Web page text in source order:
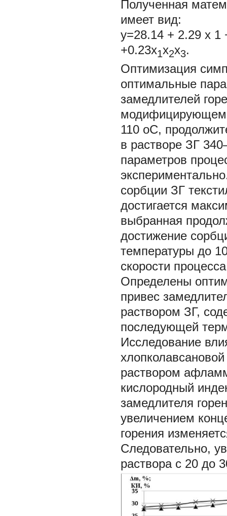
Полученная
имеет вид:
y=28.14 + 2.29 х 1
+0.23х1х2х3.
Оптимизация
оптимальные
замедлителей
модифицирующем
110 оС,
в растворе ЗГ
параметров
сорбции ЗГ
достигается
выбранная
достижение
температуры до
скорости
Определены
привес
раствором ЗГ,
последующей
Исследование
раствором
кислородный
замедлителя
увеличением
горения
Следовательно,
раствора с 20 до